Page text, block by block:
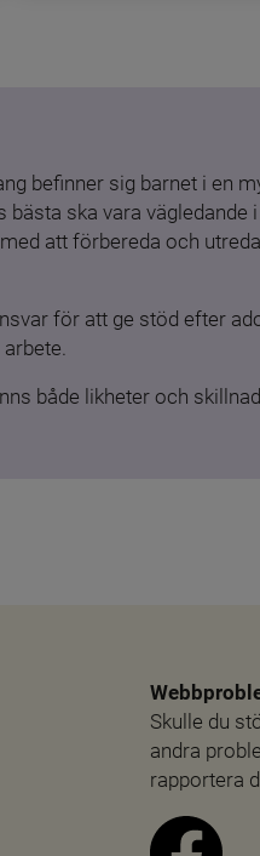
befinner sig barnet i en
ska vara vägledande
att förbereda och
för att ge stöd efter
både likheter och
Skulle du
andra
rapportera